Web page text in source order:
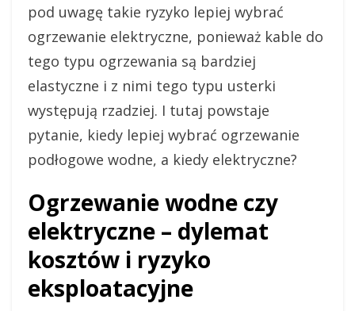
pod uwagę takie ryzyko lepiej wybrać
ogrzewanie elektryczne, ponieważ kable do
tego typu ogrzewania są bardziej
elastyczne i z nimi tego typu usterki
występują rzadziej. I tutaj powstaje
pytanie, kiedy lepiej wybrać ogrzewanie
podłogowe wodne, a kiedy elektryczne?
Ogrzewanie wodne czy
elektryczne – dylemat
kosztów i ryzyko
eksploatacyjne